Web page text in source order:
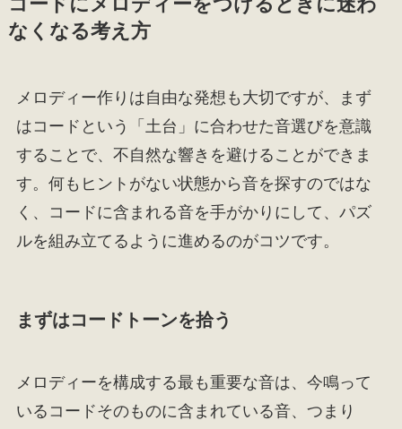
コードにメロディーをつけるときに迷わ
なくなる考え方
メロディー作りは自由な発想も大切ですが、まず
はコードという「土台」に合わせた音選びを意識
することで、不自然な響きを避けることができま
す。何もヒントがない状態から音を探すのではな
く、コードに含まれる音を手がかりにして、パズ
ルを組み立てるように進めるのがコツです。
まずはコードトーンを拾う
メロディーを構成する最も重要な音は、今鳴って
いるコードそのものに含まれている音、つまり